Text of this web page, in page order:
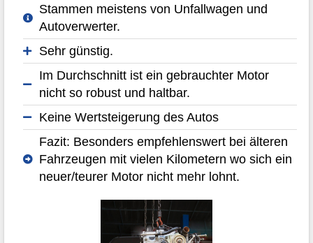
Stammen meistens von Unfallwagen und
Autoverwerter.
Sehr günstig.
Im Durchschnitt ist ein gebrauchter Motor
nicht so robust und haltbar.
Keine Wertsteigerung des Autos
Fazit: Besonders empfehlenswert bei älteren
Fahrzeugen mit vielen Kilometern wo sich ein
neuer/teurer Motor nicht mehr lohnt.